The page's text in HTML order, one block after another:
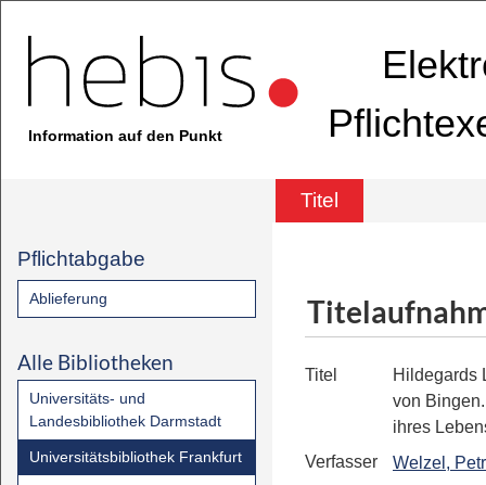
Information auf den Punkt
Titel
Pflichtabgabe
Ablieferung
Alle Bibliotheken
Universitäts- und
Landesbibliothek Darmstadt
Universitätsbibliothek Frankfurt
Titel
Hildegards
von
ihres
Verfasser
Welzel,